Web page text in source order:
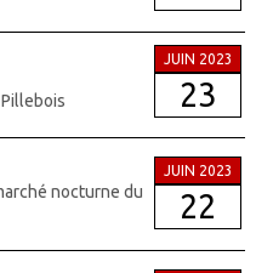
JUIN 2023
23
nocturne du
JUIN 2023
22